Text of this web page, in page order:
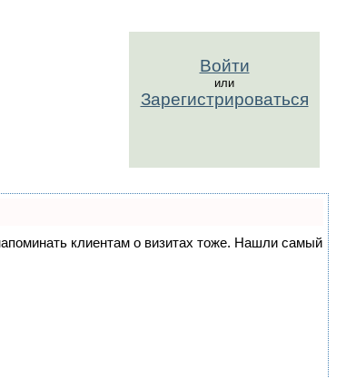
Войти
или
Зарегистрироваться
клиентам о визитах тоже. Нашли самый